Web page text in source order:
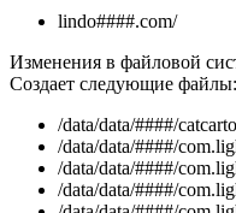
lindo####.com/
Изменения в файловой
Создает следующие файлы:
/data/data/####/
/data/data/####/
/data/data/####/
/data/data/####/